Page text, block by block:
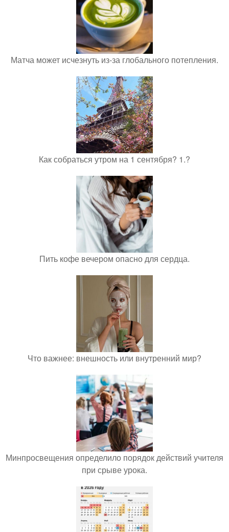
Матча может исчезнуть из-за глобального потепления.
Как собраться утром на 1 сентября? 1.?
Пить кофе вечером опасно для сердца.
Что важнее: внешность или внутренний мир?
Минпросвещения определило порядок действий учителя
при срыве урока.